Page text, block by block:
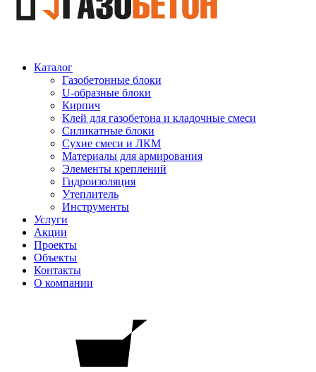
Каталог
Газобетонные блоки
U-образные блоки
Кирпич
Клей для газобетона и кладочные смеси
Силикатные блоки
Сухие смеси и ЛКМ
Материалы для армирования
Элементы креплений
Гидроизоляция
Утеплитель
Инструменты
Услуги
Акции
Проекты
Объекты
Контакты
О компании